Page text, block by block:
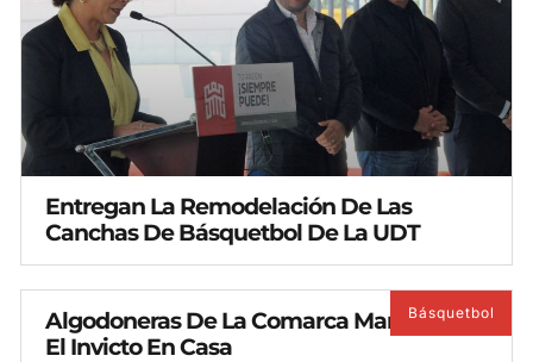
Entregan La Remodelación De Las
Canchas De Básquetbol De La UDT
Básquetbol
Algodoneras De La Comarca Mantienen
El Invicto En Casa